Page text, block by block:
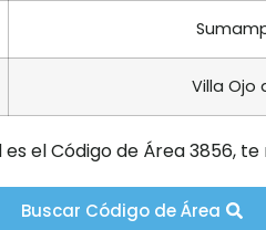
Villa Ojo
el Código de Área 3856,
Buscar Código de Área